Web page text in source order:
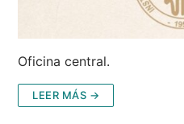
Oficina central.
LEER MÁS →